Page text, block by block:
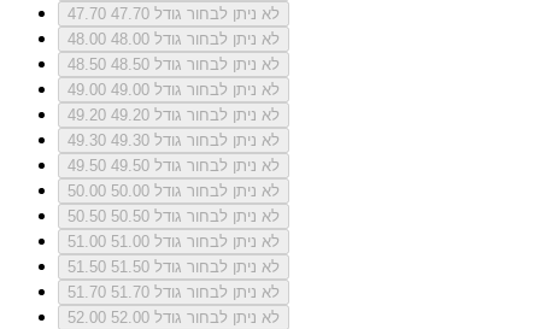
47.70
לא ניתן לבחור גודל 47.70
48.00
לא ניתן לבחור גודל 48.00
48.50
לא ניתן לבחור גודל 48.50
49.00
לא ניתן לבחור גודל 49.00
49.20
לא ניתן לבחור גודל 49.20
49.30
לא ניתן לבחור גודל 49.30
49.50
לא ניתן לבחור גודל 49.50
50.00
לא ניתן לבחור גודל 50.00
50.50
לא ניתן לבחור גודל 50.50
51.00
לא ניתן לבחור גודל 51.00
51.50
לא ניתן לבחור גודל 51.50
51.70
לא ניתן לבחור גודל 51.70
52.00
לא ניתן לבחור גודל 52.00